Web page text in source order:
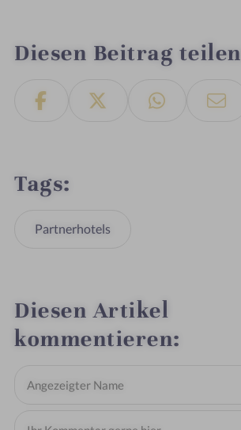
Diesen Beitrag teilen
Tags
Partnerhotels
Diesen Artikel
kommentieren